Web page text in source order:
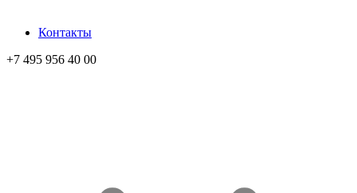
Контакты
+7 495 956 40 00